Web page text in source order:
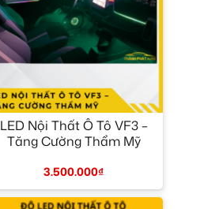
+
LED Nội Thất Ô Tô VF3 –
Tăng Cường Thẩm Mỹ
3.500.000₫